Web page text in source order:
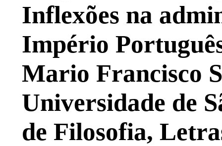
Inflexões na
Império
Mario Francisco
Universidade de
de Filosofia,